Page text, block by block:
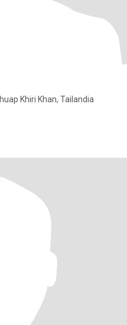
Khiri Khan, Tailandia